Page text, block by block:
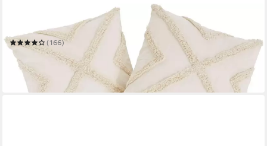
LEGER HOME BY LENA GERCKE
Dekokissen Sidonie
(166)
ab 17,99 € UVP 26,99 €
-33%
in 2-3 Werktagen bei dir